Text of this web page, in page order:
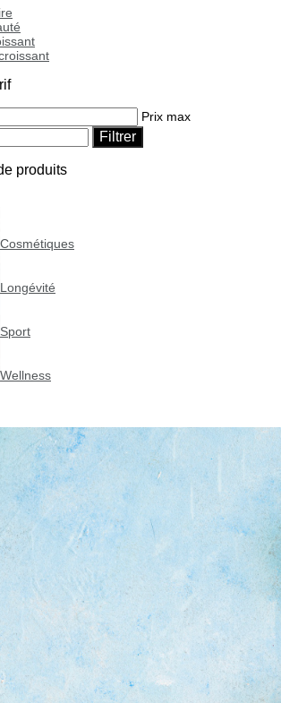
Prix max
Filtrer
produits
Cosmétiques
Longévité
Sport
Wellness